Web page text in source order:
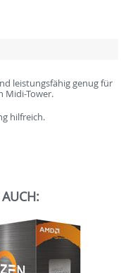
leistungsfähig genug für
Midi-Tower.
hilfreich.